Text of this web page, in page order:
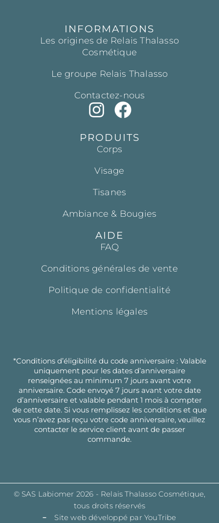
INFORMATIONS
Les origines de Relais Thalasso
Cosmétique
Le groupe Relais Thalasso
Contactez-nous
PRODUITS
Corps
Visage
Tisanes
Ambiance & Bougies
AIDE
FAQ
Conditions générales de vente
Politique de confidentialité
Mentions légales
*Conditions d’éligibilité du code anniversaire : Valable
uniquement pour les dates d’anniversaire
renseignées au minimum 7 jours avant votre
anniversaire. Code envoyé 7 jours avant votre date
d’anniversaire et valable pendant 1 mois à compter
de cette date. Si vous remplissez les conditions et que
vous n’avez pas reçu votre code anniversaire, veuillez
contacter le service client avant de passer
commande.
© SAS Labiomer 2026 - Relais Thalasso Cosmétique,
tous droits réservés
Site web développé par YouTribe